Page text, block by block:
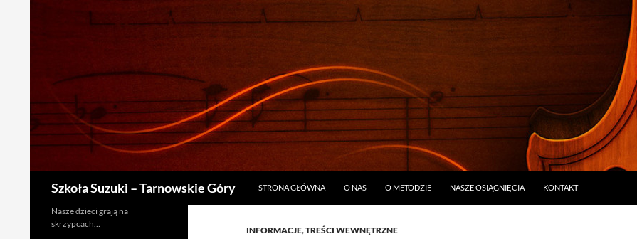
Szkoła Suzuki – Tarnowskie Góry
STRONA GŁÓWNA
O NAS O METODZIE NASZE OSIĄGNIĘCIA KONTAKT
INFORMACJE,TREŚCI WEWNĘTRZNE
Nasze dzieci grają na
skrzypcach…